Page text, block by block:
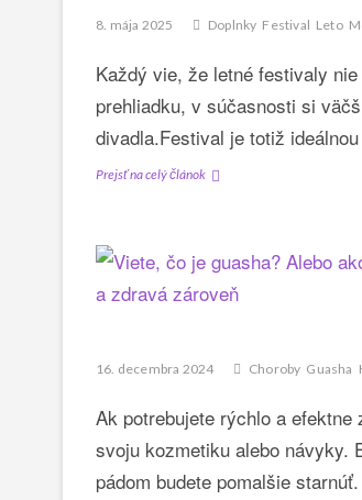
a
čím
môže
pomôcť?
8. mája 2025 Doplnky Festival Leto
Každý vie, že letné festivaly
prehliadku, v súčasnosti si
divadla.Festival je totiž
Prejsť na celý článokČo
lete
festival?
módnou
16. decembra 2024 Choroby Guasha
Ak potrebujete rýchlo a
svoju kozmetiku alebo návyky.
pádom budete pomalšie